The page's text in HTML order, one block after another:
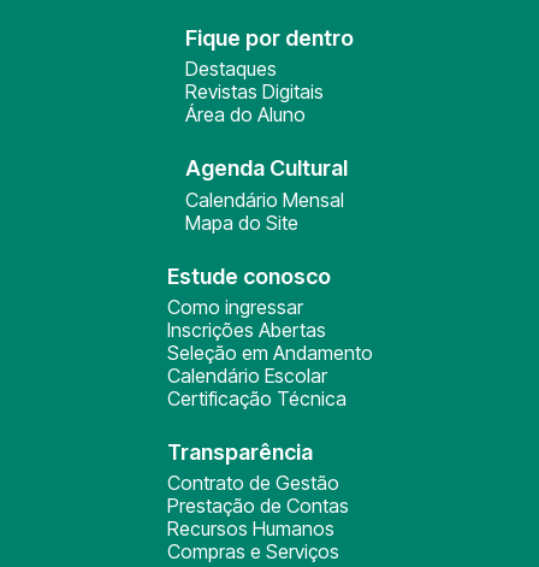
Fique por dentro
Destaques
Revistas Digitais
Área do Aluno
Agenda Cultural
Calendário Mensal
Mapa do Site
Estude conosco
Como ingressar
Inscrições Abertas
Seleção em Andamento
Calendário Escolar
Certificação Técnica
Transparência
Contrato de Gestão
Prestação de Contas
Recursos Humanos
Compras e Serviços